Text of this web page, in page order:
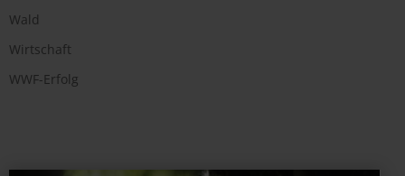
Wald
Wirtschaft
WWF-Erfolg